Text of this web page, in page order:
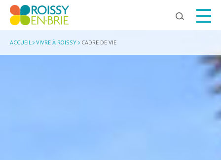
Chercher
ACCUEIL VIVRE À ROISSY CADRE DE VIE